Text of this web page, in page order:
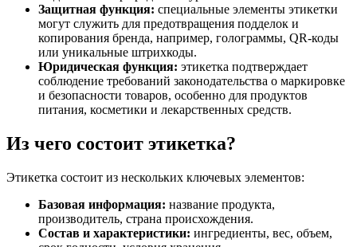
Защитная функция: специальные элементы этикетки
могут служить для предотвращения подделок и
копирования бренда, например, голограммы, QR-коды
или уникальные штрихкоды.
Юридическая функция: этикетка подтверждает
соблюдение требований законодательства о маркировке
и безопасности товаров, особенно для продуктов
питания, косметики и лекарственных средств.
Из чего состоит этикетка?
Этикетка состоит из нескольких ключевых элементов:
Базовая информация: название продукта,
производитель, страна происхождения.
Состав и характеристики: ингредиенты, вес, объем,